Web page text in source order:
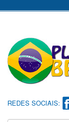
REDES SOCIAIS: